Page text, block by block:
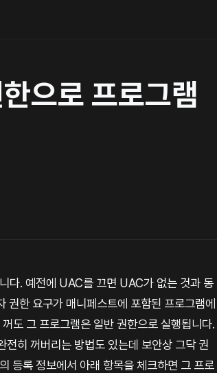
으로 프로그램
다. 예전에 UAC를 끄면 UAC가 없는 것과 동
권한 요구가 매니페스트에 포함된 프로그램에
도 그 프로그램은 일반 권한으로 실행됩니다.
히 꺼버리는 방법도 있는데 보안상 그닥 권
등록 정보에서 아래 항목을 체크하면 그 프로